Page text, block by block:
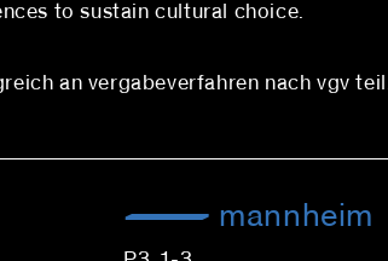
to sustain cultural choice.
an vergabeverfahren nach vgv
mannheim